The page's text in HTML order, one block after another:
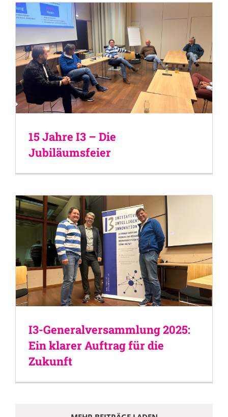
15 Jahre I3 – Die
Jubiläumsfeier
I3-Generalversammlung 2025:
Ein klarer Auftrag für die
Zukunft